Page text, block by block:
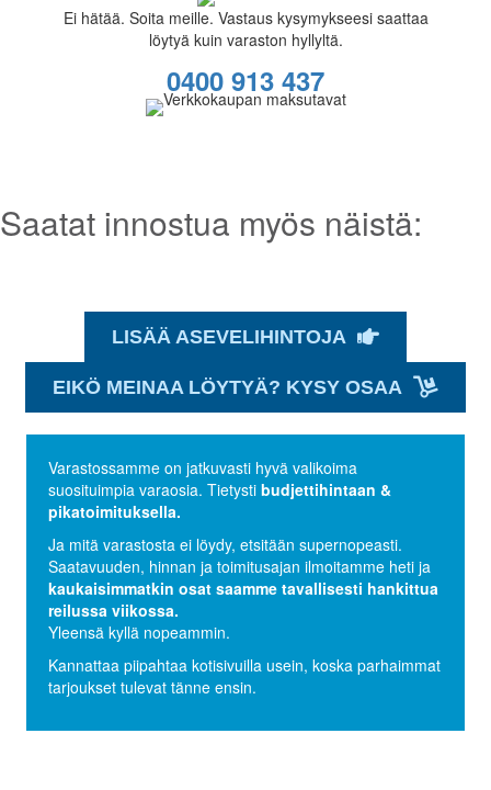
Ei hätää. Soita meille. Vastaus kysymykseesi saattaa
löytyä kuin varaston hyllyltä.
0400 913 437
Saatat innostua myös näistä:
Varastossamme on jatkuvasti hyvä valikoima
suosituimpia varaosia. Tietysti budjettihintaan &
pikatoimituksella.
Ja mitä varastosta ei löydy, etsitään supernopeasti.
Saatavuuden, hinnan ja toimitusajan ilmoitamme heti ja
kaukaisimmatkin osat saamme tavallisesti hankittua
reilussa viikossa.
Yleensä kyllä nopeammin.
Kannattaa piipahtaa kotisivuilla usein, koska parhaimmat
tarjoukset tulevat tänne ensin.
LISÄÄ ASEVELIHINTOJA
EIKÖ MEINAA LÖYTYÄ? KYSY OSAA